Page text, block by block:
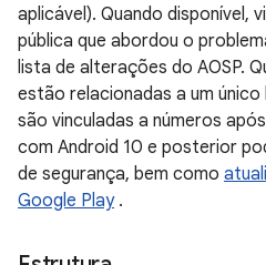
aplicável). Quando disponível,
pública que abordou o
lista de alterações do AOSP.
estão relacionadas a um
são vinculadas a números
com Android 10 e posterior
de segurança, bem como
Google Play.